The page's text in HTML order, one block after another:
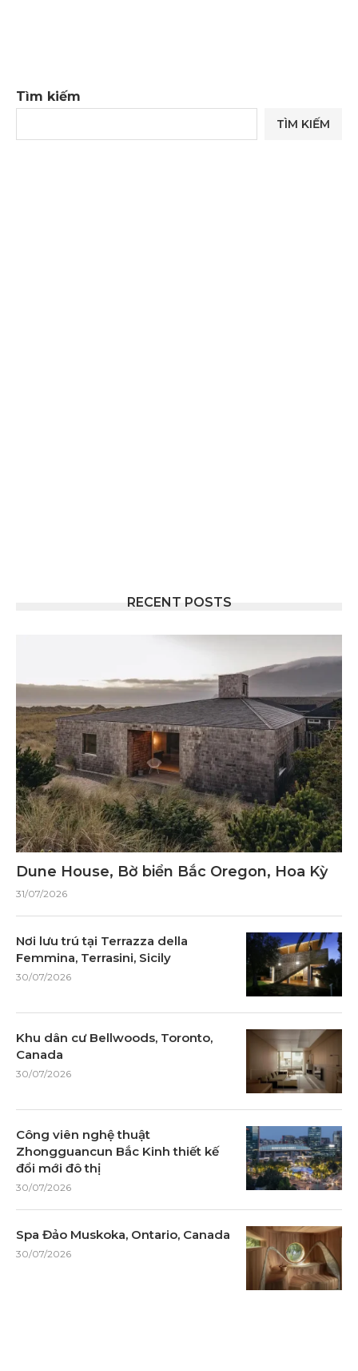
Tìm kiếm
TÌM KIẾM
RECENT POSTS
Dune House, Bờ biển Bắc Oregon, Hoa Kỳ
31/07/2026
Nơi lưu trú tại Terrazza della
Femmina, Terrasini, Sicily
30/07/2026
Khu dân cư Bellwoods, Toronto,
Canada
30/07/2026
Công viên nghệ thuật
Zhongguancun Bắc Kinh thiết kế
đổi mới đô thị
30/07/2026
Spa Đảo Muskoka, Ontario, Canada
30/07/2026